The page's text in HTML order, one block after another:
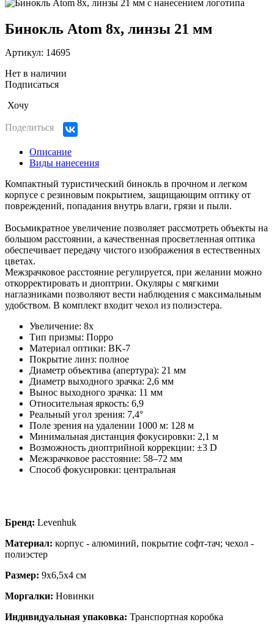
Бинокль Atom 8x, линзы 21 мм
Артикул: 14695
Нет в наличии
Подписаться
Хочу
Поделиться
Описание
Виды нанесения
Компактный туристический бинокль в прочном и легком
корпусе с резиновым покрытием, защищающим оптику от
повреждений, попадания внутрь влаги, грязи и пыли.
Восьмикратное увеличение позволяет рассмотреть объекты на
большом расстоянии, а качественная просветленная оптика
обеспечивает передачу чистого изображения в естественных
цветах.
Межзрачковое расстояние регулируется, при желании можно
откорректировать и диоптрии. Окуляры с мягкими
наглазниками позволяют вести наблюдения с максимальным
удобством. В комплект входит чехол из полиэстера.
Увеличение: 8х
Тип призмы: Порро
Материал оптики: BK-7
Покрытие линз: полное
Диаметр объектива (апертура): 21 мм
Диаметр выходного зрачка: 2,6 мм
Вынос выходного зрачка: 11 мм
Относительная яркость: 6,9
Реальный угол зрения: 7,4°
Поле зрения на удалении 1000 м: 128 м
Минимальная дистанция фокусировки: 2,1 м
Возможность диоптрийной коррекции: ±3 D
Межзрачковое расстояние: 58–72 мм
Способ фокусировки: центральная
Бренд: Levenhuk
Материал: корпус - алюминий, покрытие софт-тач; чехол -
полиэстер
Размер: 9х6,5х4 см
Моргалки: Новинки
Индивидуальная упаковка: Транспортная коробка